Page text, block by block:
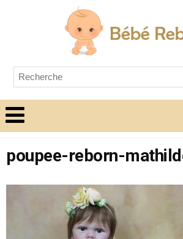
poupee-reborn-